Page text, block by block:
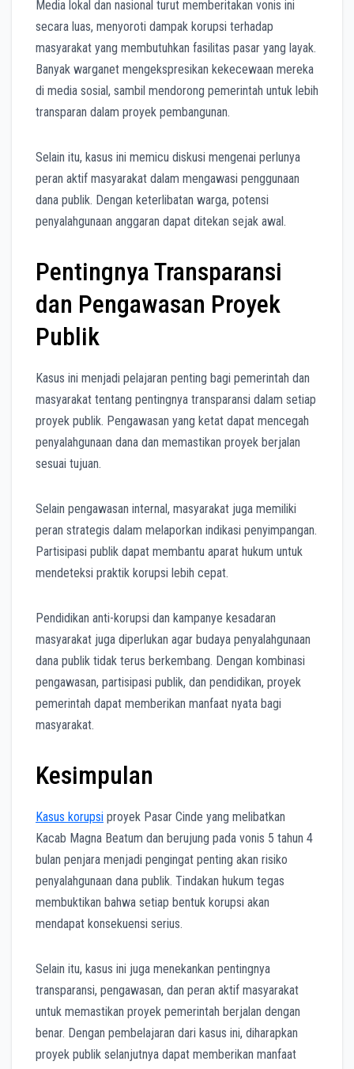
Media lokal dan nasional turut memberitakan vonis ini
secara luas, menyoroti dampak korupsi terhadap
masyarakat yang membutuhkan fasilitas pasar yang layak.
Banyak warganet mengekspresikan kekecewaan mereka
di media sosial, sambil mendorong pemerintah untuk lebih
transparan dalam proyek pembangunan.
Selain itu, kasus ini memicu diskusi mengenai perlunya
peran aktif masyarakat dalam mengawasi penggunaan
dana publik. Dengan keterlibatan warga, potensi
penyalahgunaan anggaran dapat ditekan sejak awal.
Pentingnya Transparansi
dan Pengawasan Proyek
Publik
Kasus ini menjadi pelajaran penting bagi pemerintah dan
masyarakat tentang pentingnya transparansi dalam setiap
proyek publik. Pengawasan yang ketat dapat mencegah
penyalahgunaan dana dan memastikan proyek berjalan
sesuai tujuan.
Selain pengawasan internal, masyarakat juga memiliki
peran strategis dalam melaporkan indikasi penyimpangan.
Partisipasi publik dapat membantu aparat hukum untuk
mendeteksi praktik korupsi lebih cepat.
Pendidikan anti-korupsi dan kampanye kesadaran
masyarakat juga diperlukan agar budaya penyalahgunaan
dana publik tidak terus berkembang. Dengan kombinasi
pengawasan, partisipasi publik, dan pendidikan, proyek
pemerintah dapat memberikan manfaat nyata bagi
masyarakat.
Kesimpulan
Kasus korupsi proyek Pasar Cinde yang melibatkan
Kacab Magna Beatum dan berujung pada vonis 5 tahun 4
bulan penjara menjadi pengingat penting akan risiko
penyalahgunaan dana publik. Tindakan hukum tegas
membuktikan bahwa setiap bentuk korupsi akan
mendapat konsekuensi serius.
Selain itu, kasus ini juga menekankan pentingnya
transparansi, pengawasan, dan peran aktif masyarakat
untuk memastikan proyek pemerintah berjalan dengan
benar. Dengan pembelajaran dari kasus ini, diharapkan
proyek publik selanjutnya dapat memberikan manfaat